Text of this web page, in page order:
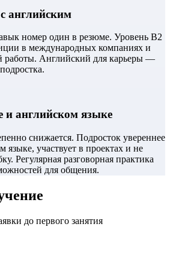
английским
номер один в резюме. Уровень B2
в международных компаниях и
работы. Английский для карьеры —
и английском языке
снижается. Подросток увереннее
языке, участвует в проектах и не
Регулярная разговорная практика
для общения.
до первого занятия